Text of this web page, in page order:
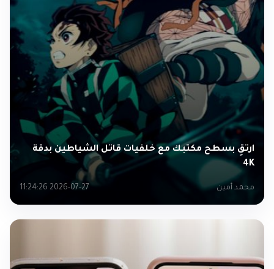
ارتقِ بسطح مكتبك مع خلفيات قاتل الشياطين بدقة
4K
محمد أمين 2026-07-27 11:24:26